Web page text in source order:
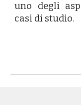
uno degli
casi di studio.